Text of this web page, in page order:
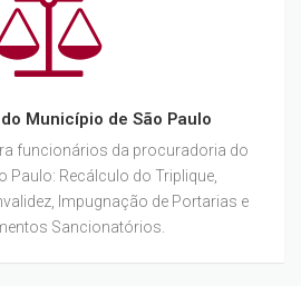
Município de São Paulo
funcionários da procuradoria do
Paulo: Recálculo do Triplique,
Impugnação de Portarias e
Sancionatórios.